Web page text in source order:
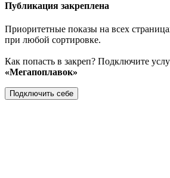
Публикация закреплена
Приоритетные показы на всех
при любой сортировке.
Как попасть в закреп? Подключите
«Мегапоплавок»
Подключить себе